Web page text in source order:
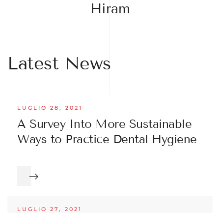
Hiram
Latest News
LUGLIO 28, 2021
A Survey Into More Sustainable
Ways to Practice Dental Hygiene
LUGLIO 27, 2021